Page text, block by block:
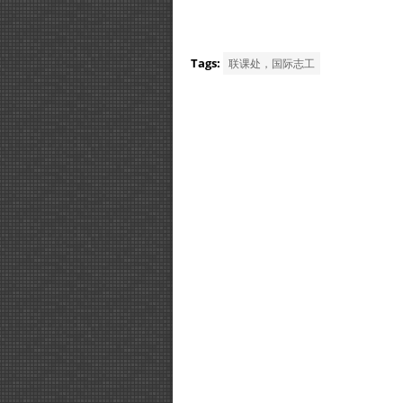
Tags: 联课处，国际志工